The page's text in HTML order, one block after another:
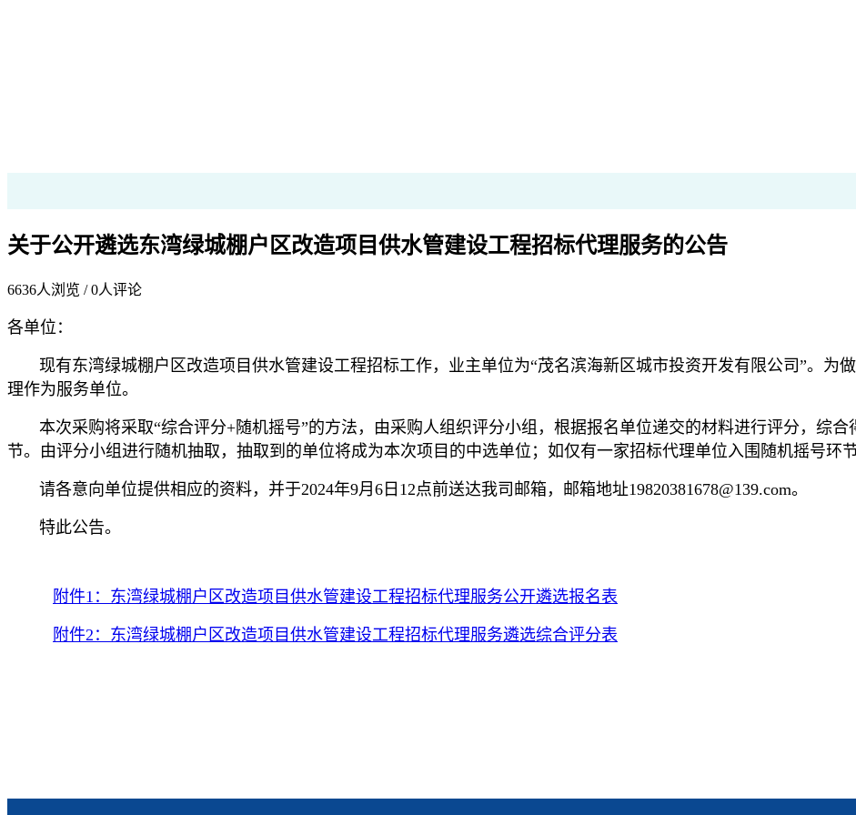
关于公开遴选东湾绿城棚户区改造项目供水管建设工程招标代理服务的公告
6636人浏览 /0人评论
各单位：
现有东湾绿城棚户区改造项目供水管建设工程招标工作，业主单位为“茂名滨海新区城市投资开发有限公司”。为
理作为服务单位。
本次采购将采取“综合评分+随机摇号”的方法，由采购人组织评分小组，根据报名单位递交的材料进行评分，综合
节。由评分小组进行随机抽取，抽取到的单位将成为本次项目的中选单位；如仅有一家招标代理单位入围随机摇号环
请各意向单位提供相应的资料，并于2024年9月6日12点前送达我司邮箱，邮箱地址19820381678@139.com。
特此公告。
附件1：东湾绿城棚户区改造项目供水管建设工程招标代理服务公开遴选报名表
附件2：东湾绿城棚户区改造项目供水管建设工程招标代理服务遴选综合评分表